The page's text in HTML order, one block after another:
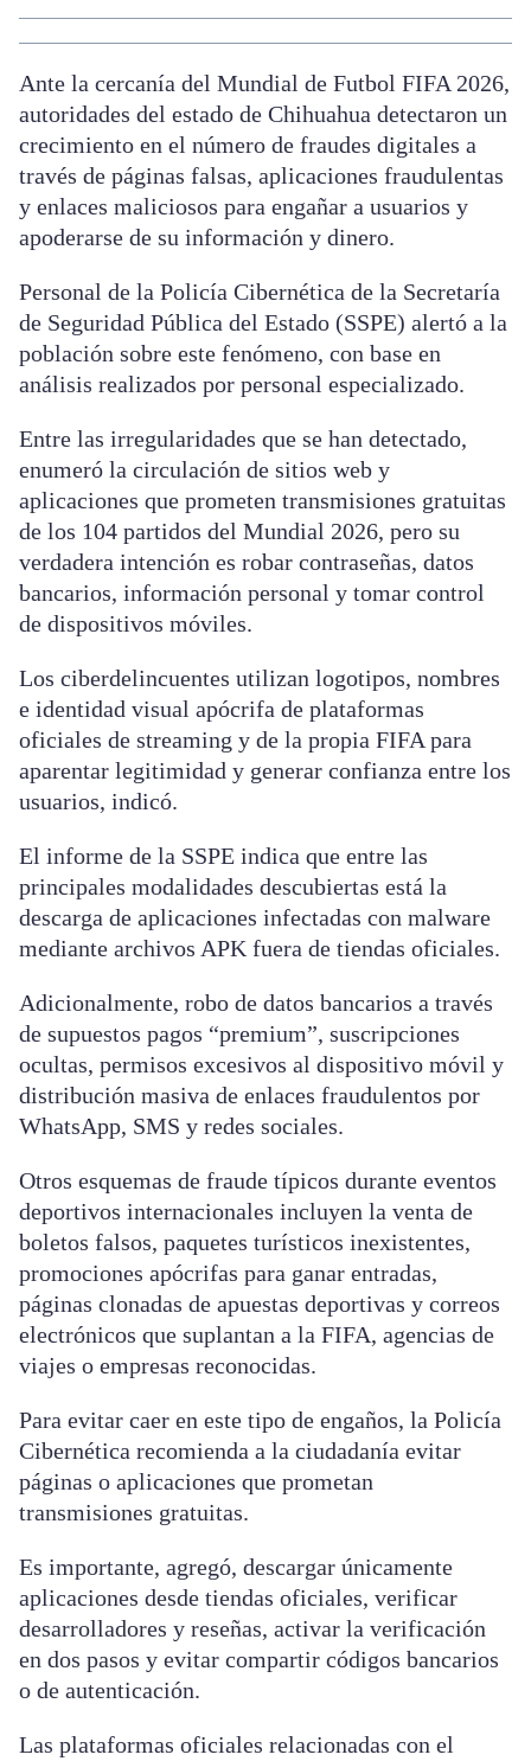
Ante la cercanía del Mundial de Futbol FIFA 2026,
autoridades del estado de Chihuahua detectaron un
crecimiento en el número de fraudes digitales a
través de páginas falsas, aplicaciones fraudulentas
y enlaces maliciosos para engañar a usuarios y
apoderarse de su información y dinero.
Personal de la Policía Cibernética de la Secretaría
de Seguridad Pública del Estado (SSPE) alertó a la
población sobre este fenómeno, con base en
análisis realizados por personal especializado.
Entre las irregularidades que se han detectado,
enumeró la circulación de sitios web y
aplicaciones que prometen transmisiones gratuitas
de los 104 partidos del Mundial 2026, pero su
verdadera intención es robar contraseñas, datos
bancarios, información personal y tomar control
de dispositivos móviles.
Los ciberdelincuentes utilizan logotipos, nombres
e identidad visual apócrifa de plataformas
oficiales de streaming y de la propia FIFA para
aparentar legitimidad y generar confianza entre los
usuarios, indicó.
El informe de la SSPE indica que entre las
principales modalidades descubiertas está la
descarga de aplicaciones infectadas con malware
mediante archivos APK fuera de tiendas oficiales.
Adicionalmente, robo de datos bancarios a través
de supuestos pagos “premium”, suscripciones
ocultas, permisos excesivos al dispositivo móvil y
distribución masiva de enlaces fraudulentos por
WhatsApp, SMS y redes sociales.
Otros esquemas de fraude típicos durante eventos
deportivos internacionales incluyen la venta de
boletos falsos, paquetes turísticos inexistentes,
promociones apócrifas para ganar entradas,
páginas clonadas de apuestas deportivas y correos
electrónicos que suplantan a la FIFA, agencias de
viajes o empresas reconocidas.
Para evitar caer en este tipo de engaños, la Policía
Cibernética recomienda a la ciudadanía evitar
páginas o aplicaciones que prometan
transmisiones gratuitas.
Es importante, agregó, descargar únicamente
aplicaciones desde tiendas oficiales, verificar
desarrolladores y reseñas, activar la verificación
en dos pasos y evitar compartir códigos bancarios
o de autenticación.
Las plataformas oficiales relacionadas con el